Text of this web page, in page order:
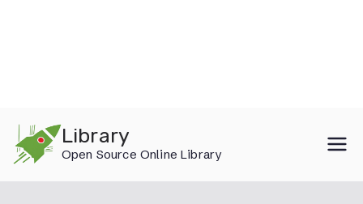
content
Library
Open Source Online Library